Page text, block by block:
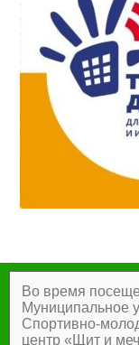
Главная
Во время
Муниципальное
Спортивно-
центр «Щит и